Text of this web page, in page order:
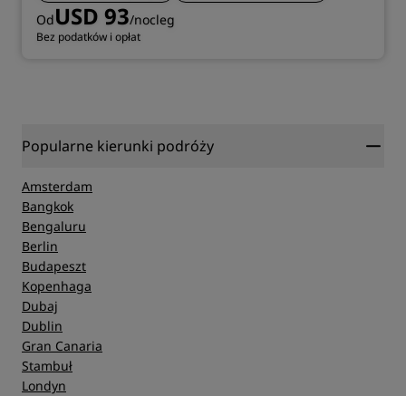
OdUSD 93/nocleg
Bez podatków i opłat
Popularne kierunki podróży
Amsterdam
Bangkok
Bengaluru
Berlin
Budapeszt
Kopenhaga
Dubaj
Dublin
Gran Canaria
Stambuł
Londyn